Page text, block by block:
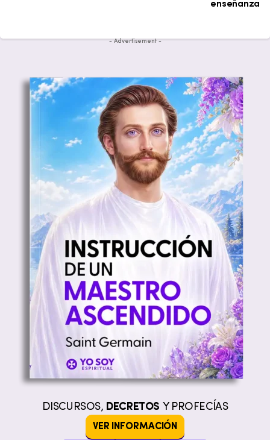
enseñanza
- Advertisement -
DISCURSOS, DECRETOS Y PROFECÍAS
VER INFORMACIÓN